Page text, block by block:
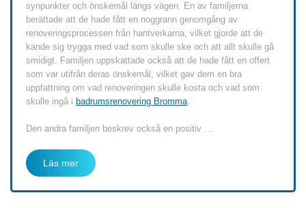
synpunkter och önskemål längs vägen. En av familjerna
berättade att de hade fått en noggrann genomgång av
renoveringsprocessen från hantverkarna, vilket gjorde att de
kände sig trygga med vad som skulle ske och att allt skulle gå
smidigt. Familjen uppskattade också att de hade fått en offert
som var utifrån deras önskemål, vilket gav dem en bra
uppfattning om vad renoveringen skulle kosta och vad som
skulle ingå i badrumsrenovering Bromma.
Den andra familjen beskrev också en positiv …
Läs mer